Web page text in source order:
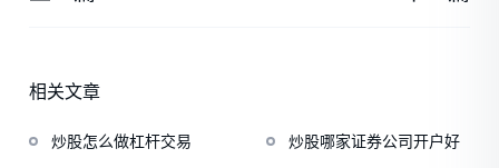
相关文章
炒股怎么做杠杆交易 炒股哪家证券公司开户好